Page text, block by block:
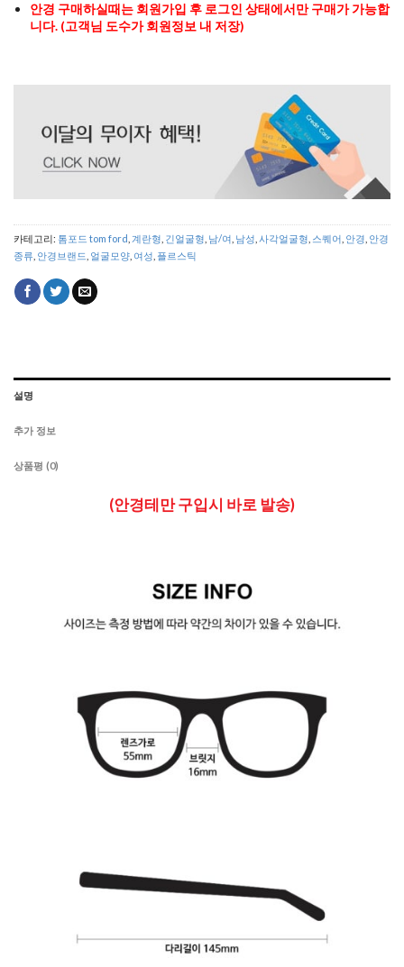
안경 구매하실때는 회원가입 후 로그인 상태에서만 구매가 가능합
니다. (고객님 도수가 회원정보 내 저장)
카테고리: 톰포드 tom ford 계란형 긴얼굴형 남/여 남성 사각얼굴형 스퀘어 안경 안경
종류 안경브랜드 얼굴모양 여성 플르스틱
설명
추가 정보
상품평 (0)
(안경테만 구입시 바로 발송)